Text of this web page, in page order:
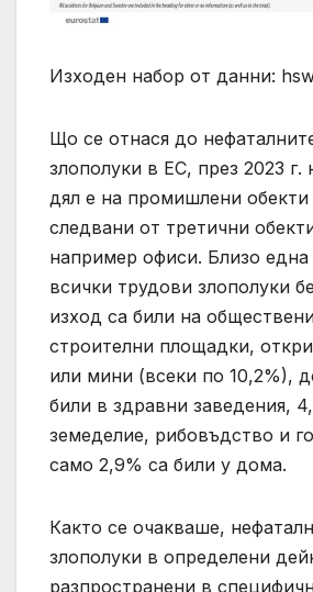
Изходен набор от данни:
Що се отнася до
злополуки в ЕС, през 2023 г.
дял е на промишлени обекти
следвани от третични
например офиси. Близо една
всички трудови злополуки
изход са били на
строителни площадки,
или мини (всеки по 10,2%),
били в здравни заведения,
земеделие, рибовъдство и
само 2,9% са били у дома.
Както се очакваше,
злополуки в определени
разпространени в